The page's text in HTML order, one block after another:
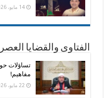
14 مايو، 2026
الفتاوى والقضايا
تساؤلات
مفاهيم!
22 مايو، 2026